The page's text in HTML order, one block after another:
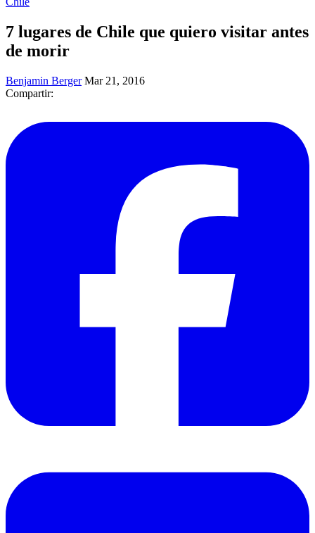
7 lugares de Chile que quiero visitar antes
de morir
Benjamin Berger Mar 21, 2016
Compartir: